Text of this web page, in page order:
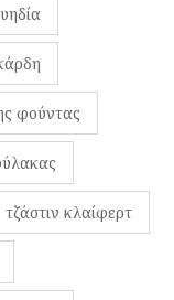
φούντας
τζάστιν κλαίφερτ